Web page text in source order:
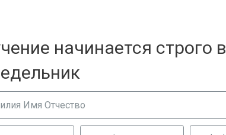
начинается строго в